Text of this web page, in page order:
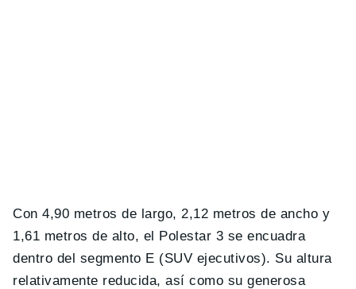
Con 4,90 metros de largo, 2,12 metros de ancho y
1,61 metros de alto, el Polestar 3 se encuadra
dentro del segmento E (SUV ejecutivos). Su altura
relativamente reducida, así como su generosa